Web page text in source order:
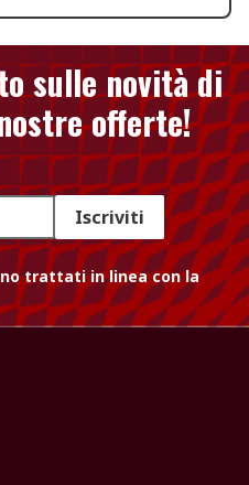
sulle novità di
offerte!
Iscriviti
trattati in linea con la